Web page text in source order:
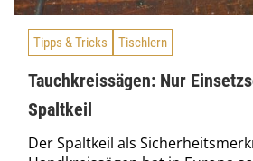
Tipps & Tricks Tischlern
Tauchkreissägen: Nur
Spaltkeil
Der Spaltkeil als